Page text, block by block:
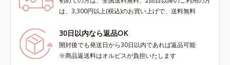
は、3,300円以上(税込)のお買い上げで、送料無料
30日以内なら返品OK
開封後でも発送日から30日以内であれば返品可能
※商品返送料はオルビスが負担いたします